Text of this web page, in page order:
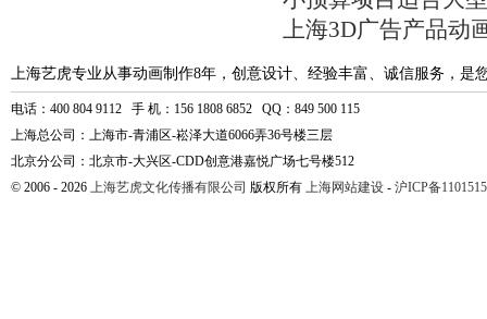
上海3D广告产品动
上海艺虎专业从事动画制作8年，创意设计、经验丰富、诚信服务，是
电话：400 804 9112 手 机：156 1808 6852 QQ：849 500 115
上海总公司：上海市-青浦区-崧泽大道6066弄36号楼三层
北京分公司：北京市-大兴区-CDD创意港嘉悦广场七号楼512
© 2006 - 2026 上海艺虎文化传播有限公司 版权所有 上海网站建设 - 沪ICP备